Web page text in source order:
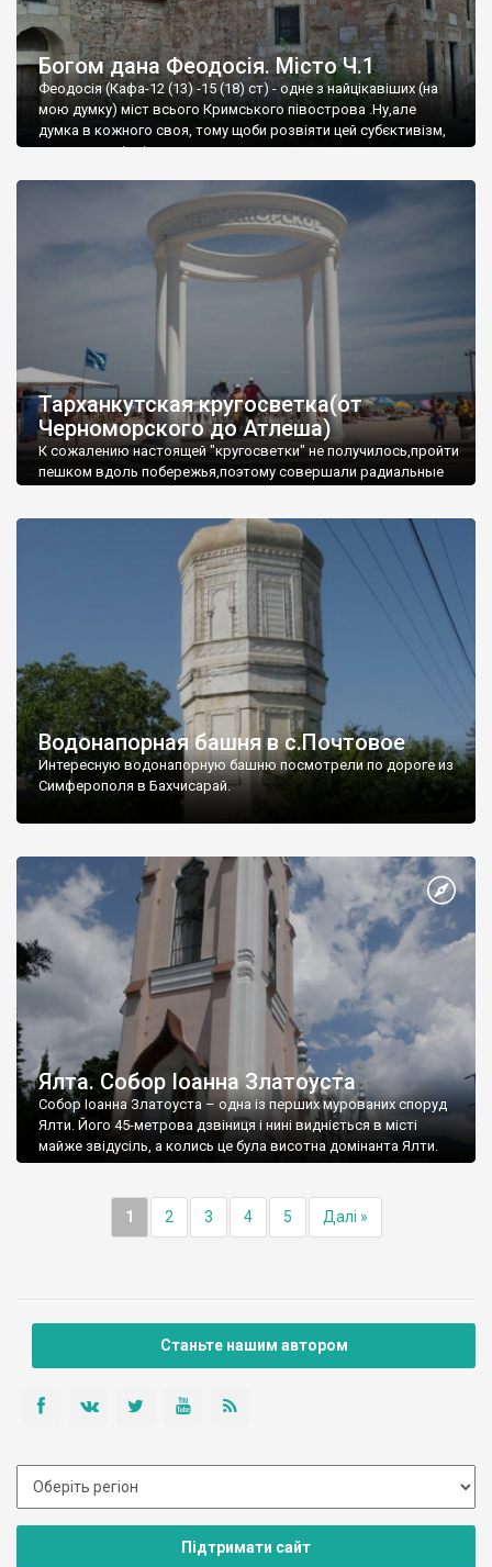
Богом дана Феодосія. Місто Ч.1
Феодосія (Кафа-12 (13) -15 (18) ст) - одне з найцікавіших (на
мою думку) міст всього Кримського півострова .Ну,але
думка в кожного своя, тому щоби розвіяти цей субєктивізм,
запрошую відвідати це
Тарханкутская кругосветка(от
Черноморского до Атлеша)
К сожалению настоящей "кругосветки" не получилось,пройти
пешком вдоль побережья,поэтому совершали радиальные
Водонапорная башня в с.Почтовое
Интересную водонапорную башню посмотрели по дороге из
Симферополя в Бахчисарай.
Ялта. Собор Іоанна Златоуста
Собор Іоанна Златоуста – одна із перших мурованих споруд
Ялти. Його 45-метрова дзвіниця і нині видніється в місті
майже звідусіль, а колись це була висотна домінанта Ялти.
1 2 3 4 5 Далі »
Станьте нашим автором
Підтримати сайт